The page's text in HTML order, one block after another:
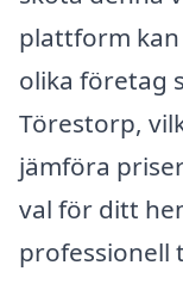
plattform
olika företag
Törestorp,
jämföra
val för ditt
professionell